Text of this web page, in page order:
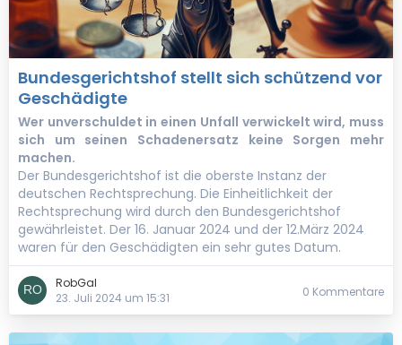
Bundesgerichtshof stellt sich schützend vor
Geschädigte
Wer unverschuldet in einen Unfall verwickelt wird, muss
sich um seinen Schadenersatz keine Sorgen mehr
machen.
Der Bundesgerichtshof ist die oberste Instanz der
deutschen Rechtsprechung. Die Einheitlichkeit der
Rechtsprechung wird durch den Bundesgerichtshof
gewährleistet. Der 16. Januar 2024 und der 12.März 2024
waren für den Geschädigten ein sehr gutes Datum.
RobGal
23. Juli 2024 um 15:31
0 Kommentare